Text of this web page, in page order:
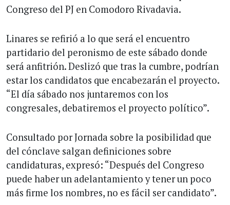
Congreso del PJ en Comodoro Rivadavia.
Linares se refirió a lo que será el encuentro
partidario del peronismo de este sábado donde
será anfitrión. Deslizó que tras la cumbre, podrían
estar los candidatos que encabezarán el proyecto.
“El día sábado nos juntaremos con los
congresales, debatiremos el proyecto político”.
Consultado por Jornada sobre la posibilidad que
del cónclave salgan definiciones sobre
candidaturas, expresó: “Después del Congreso
puede haber un adelantamiento y tener un poco
más firme los nombres, no es fácil ser candidato”.